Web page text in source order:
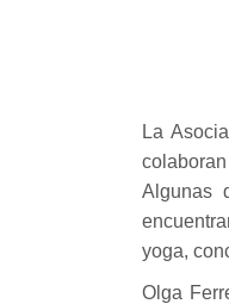
La
Algunas
yoga,
Olga